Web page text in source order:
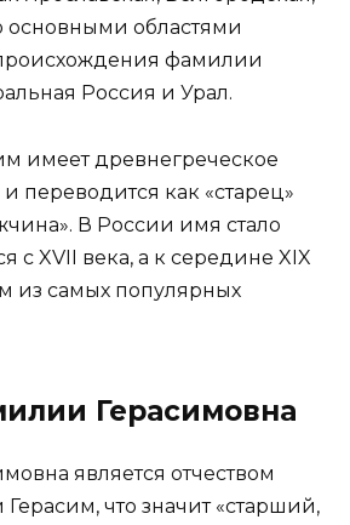
основными областями
фамилии
Россия и Урал.
имеет древнегреческое
переводится как «старец»
В России имя стало
с XVII века, а к середине XIX
из самых популярных
Герасимовна
является отчеством
что значит «старший,